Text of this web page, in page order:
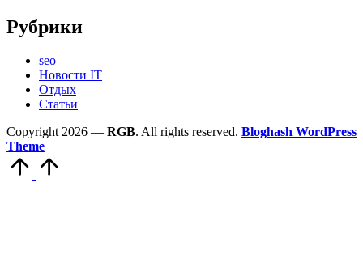
Рубрики
seo
Новости IT
Отдых
Статьи
Copyright 2026 — RGB. All rights reserved. Bloghash WordPress
Theme